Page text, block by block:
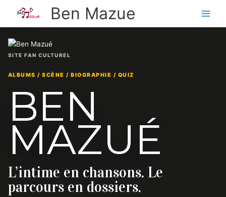
contenu
Ben Mazue
SITE FAN CULTUREL
ALBUMS / SCÈNE / BIOGRAPHIE / QUIZ
BEN
MAZUÉ
L’intime en chansons. Le
parcours en dossiers.